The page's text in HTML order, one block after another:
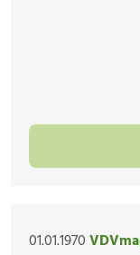
01.01.1970